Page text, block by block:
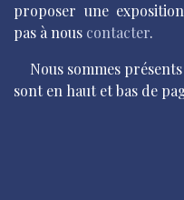
proposer une
pas à nous contacter.
​Nous sommes
sont en haut et bas de